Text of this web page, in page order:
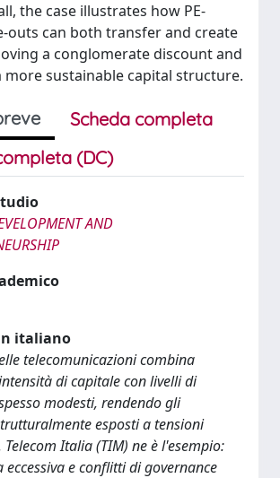
the case illustrates how PE-
outs can both transfer and create
a conglomerate discount and
sustainable capital structure.
Scheda completa
(DC)
AND
italiano
telecomunicazioni combina
di capitale con livelli di
modesti, rendendo gli
esposti a tensioni
Italia (TIM) ne è l'esempio:
eccessiva e conflitti di governance